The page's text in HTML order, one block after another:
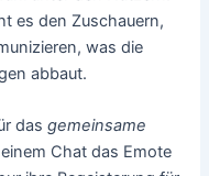
es den Zuschauern,
was die
abbaut.
dasgemeinsame
Chat das Emote